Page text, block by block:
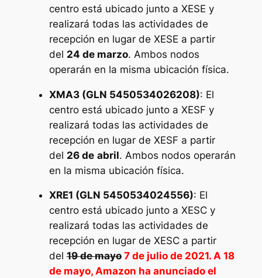
centro está ubicado junto a XESE y
realizará todas las actividades de
recepción en lugar de XESE a partir
del 24 de marzo. Ambos nodos
operarán en la misma ubicación física.
XMA3 (GLN 5450534026208): El
centro está ubicado junto a XESF y
realizará todas las actividades de
recepción en lugar de XESF a partir
del 26 de abril. Ambos nodos operarán
en la misma ubicación física.
XRE1 (GLN 5450534024556): El
centro está ubicado junto a XESC y
realizará todas las actividades de
recepción en lugar de XESC a partir
del19 de mayo7 de julio de 2021. A 18
de mayo, Amazon ha anunciado el